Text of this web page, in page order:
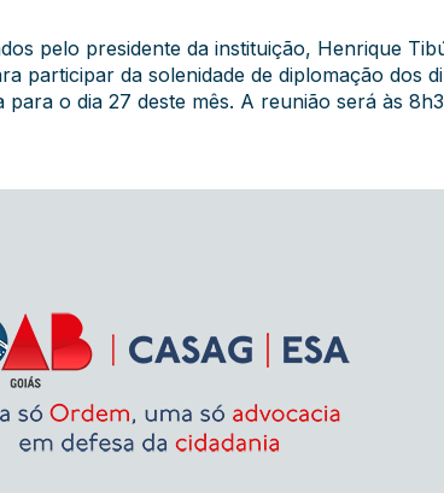
pelo presidente da instituição, Henrique
participar da solenidade de diplomação dos
para o dia 27 deste mês. A reunião será às